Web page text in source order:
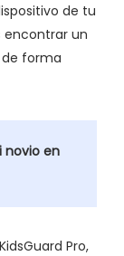
de tu
encontrar un
forma
novio en
Pro,